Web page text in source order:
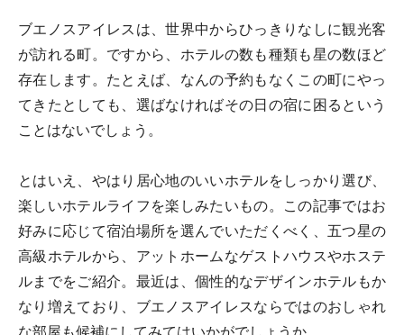
ブエノスアイレスは、世界中からひっきりなしに観光客
が訪れる町。ですから、ホテルの数も種類も星の数ほど
存在します。たとえば、なんの予約もなくこの町にやっ
てきたとしても、選ばなければその日の宿に困るという
ことはないでしょう。
とはいえ、やはり居心地のいいホテルをしっかり選び、
楽しいホテルライフを楽しみたいもの。この記事ではお
好みに応じて宿泊場所を選んでいただくべく、五つ星の
高級ホテルから、アットホームなゲストハウスやホステ
ルまでをご紹介。最近は、個性的なデザインホテルもか
なり増えており、ブエノスアイレスならではのおしゃれ